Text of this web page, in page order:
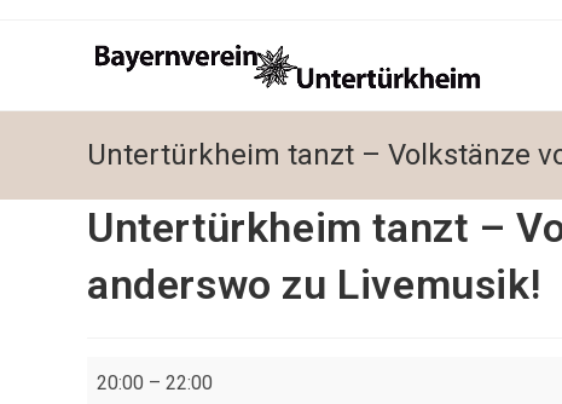
Untertürkheim tanzt – Volkstänze
Untertürkheim tanzt –
anderswo zu Livemusik!
20:00 – 22:00